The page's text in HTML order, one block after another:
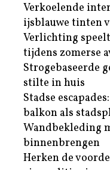
Verkoelende
ijsblauwe tinten
Verlichting
tijdens zomerse
Strogebaseerde
stilte in huis
Stadse
balkon als
Wandbekleding
binnenbrengen
Herken de